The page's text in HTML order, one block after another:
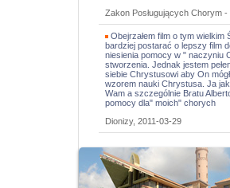
Zakon Posługujących Chorym
Obejrzałem film o tym
bardziej postarać o lepszy film
niesienia pomocy w " naczyniu
stworzenia. Jednak jestem
siebie Chrystusowi aby On
wzorem nauki Chrystusa. Ja
Wam a szczególnie Bratu
pomocy dla" moich" chorych
Dionizy, 2011-03-29